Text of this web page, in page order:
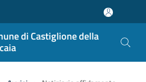
di Castiglione della